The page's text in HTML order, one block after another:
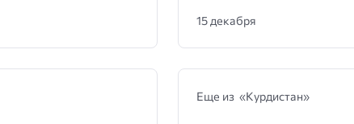
15 декабря
Еще из «Курдистан»